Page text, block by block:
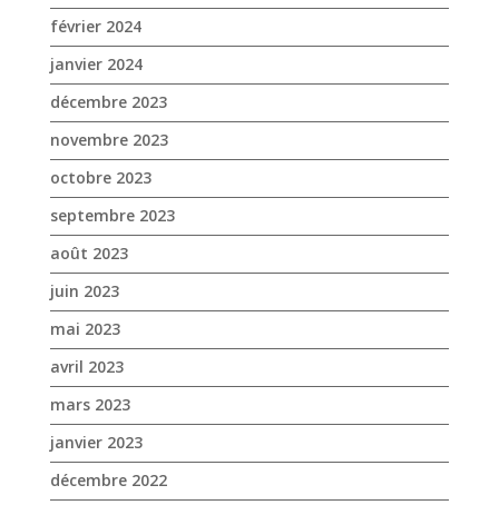
février 2024
janvier 2024
décembre 2023
novembre 2023
octobre 2023
septembre 2023
août 2023
juin 2023
mai 2023
avril 2023
mars 2023
janvier 2023
décembre 2022